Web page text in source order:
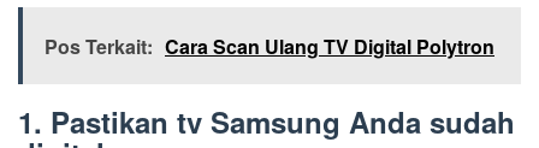
Pos Terkait: Cara Scan Ulang TV Digital Polytron
1. Pastikan tv Samsung Anda sudah